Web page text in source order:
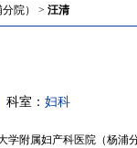
院） > 汪清
科室： 妇科
学附属妇产科医院（杨浦